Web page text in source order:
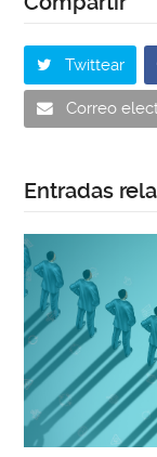
Twittear
Correo
Entradas